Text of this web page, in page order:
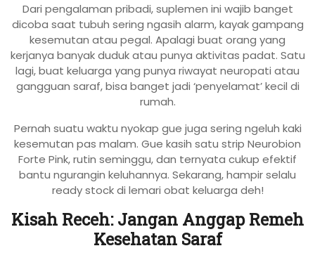
Dari pengalaman pribadi, suplemen ini wajib banget
dicoba saat tubuh sering ngasih alarm, kayak gampang
kesemutan atau pegal. Apalagi buat orang yang
kerjanya banyak duduk atau punya aktivitas padat. Satu
lagi, buat keluarga yang punya riwayat neuropati atau
gangguan saraf, bisa banget jadi ‘penyelamat’ kecil di
rumah.
Pernah suatu waktu nyokap gue juga sering ngeluh kaki
kesemutan pas malam. Gue kasih satu strip Neurobion
Forte Pink, rutin seminggu, dan ternyata cukup efektif
bantu ngurangin keluhannya. Sekarang, hampir selalu
ready stock di lemari obat keluarga deh!
Kisah Receh: Jangan Anggap Remeh
Kesehatan Saraf